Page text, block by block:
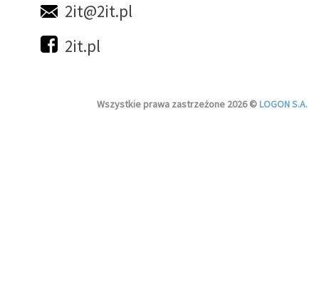
2it@2it.pl
2it.pl
Wszystkie prawa zastrzeżone 2026 ©LOGON S.A.